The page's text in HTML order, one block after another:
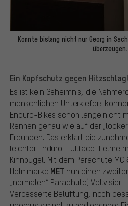
Konnte bislang nicht nur Georg in
überzeugen.
Ein Kopfschutz gegen Hitzschlag!
Es ist kein Geheimnis, die
menschlichen Unterkiefers
Enduro-Bikes schon lange nicht
Rennen genau wie auf der
Freunden. Das erklärt die
leichter Enduro-Fullface-Helme
Kinnbügel. Mit dem Parachute
Helmmarke MET nun einen
„normalen“ Parachute)
Verbesserte Belüftung, noch